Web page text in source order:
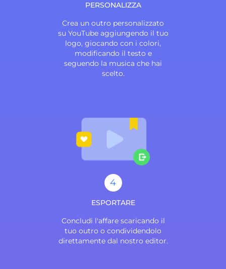
PERSONALIZZA
Crea un outro personalizzato
su YouTube aggiungendo il tuo
logo, giocando con i colori,
modificando il testo e
seguendo la musica che hai
scelto.
4
ESPORTARE
Concludi l'affare scaricando il
tuo outro o condividendolo
direttamente dal nostro editor.